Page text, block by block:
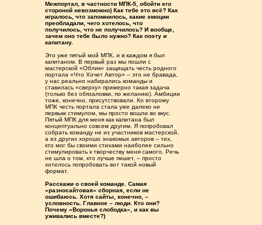
Межпортал, в частности МПК-5, обойти его
стороной невозможно) Как тебе это всё? Как
игралось, что запомнилось, какие эмоции
преобладали, чего хотелось, что
получилось, что не получилось? И вообще,
зачем оно тебе было нужно? Как поэту и
капитану.
Это уже пятый мой МПК, и в каждом я был
капитаном. В первый раз мы пошли с
мастерской «Облик» защищать честь родного
портала «Что Хочет Автор» – это не бравада,
у нас реально набирались команды и
ставилась «сверху» примерно такая задача
(только без обязаловки, по желанию). Амбиции
тоже, конечно, присутствовали. Ко второму
МПК честь портала стала уже далеко не
первым стимулом, мы просто вошли во вкус.
Пятый МПК для меня как капитана был
концептуально совсем другим. Я попробовал
собрать команду не из участников мастерской,
а из других хорошо знакомых авторов – тех,
кто мог бы своими стихами наиболее сильно
стимулировать к творчеству меня самого. Речь
не шла о том, кто лучше пишет, – просто
хотелось попробовать вот такой новый
формат.
Расскажи о своей команде. Самая
«разносайтовая» сборная, если не
ошибаюсь. Хотя сайты, конечно, –
условность. Главное – люди. Кто они?
Почему «Воронья слободка», и как вы
уживались вместе?)